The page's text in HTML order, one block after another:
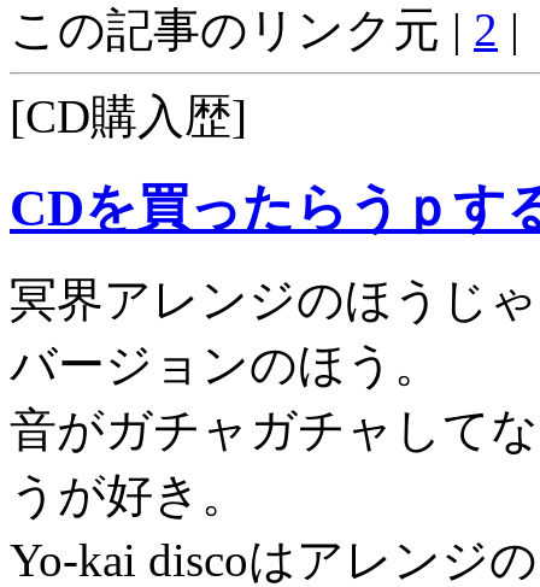
この記事のリンク元 | 2 |
[CD購入歴]
CDを買ったらうｐす
冥界アレンジのほうじ
バージョンのほう。
音がガチャガチャして
うが好き。
Yo-kai discoはアレンジ